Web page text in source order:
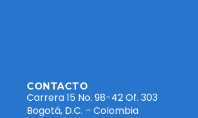
CONTACTO
Carrera 15 No. 98-42 Of. 303
Bogotá, D.C. – Colombia